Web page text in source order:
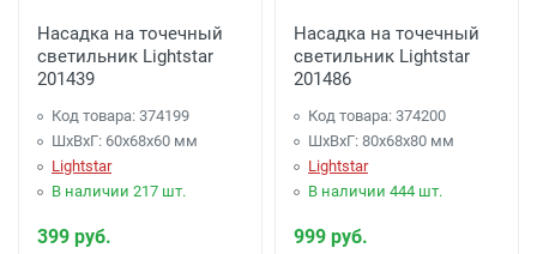
Насадка на точечный
светильник Lightstar
201439
Код товара: 374199
ШхВхГ: 60x68x60 мм
Lightstar
В наличии 217 шт.
399 руб.
Насадка на точечный
светильник Lightstar
201486
Код товара: 374200
ШхВхГ: 80x68x80 мм
Lightstar
В наличии 444 шт.
999 руб.